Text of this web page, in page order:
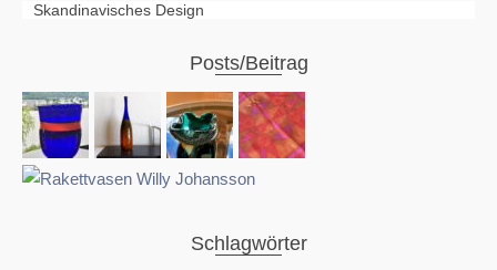
Skandinavisches Design
Posts/Beitrag
Schlagwörter